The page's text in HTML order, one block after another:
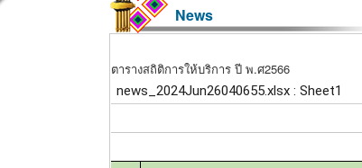
News
ตารางสถิติการให้บริการ ปี พ.ศ2566